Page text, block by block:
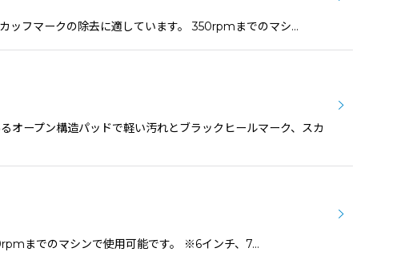
ッフマークの除去に適しています。 350rpmまでのマシ…
ープン構造パッドで軽い汚れとブラックヒールマーク、スカ
までのマシンで使用可能です。 ※6インチ、7…